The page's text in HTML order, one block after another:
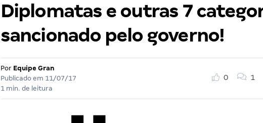
Diplomatas e outras 7
sancionado pelo governo!
Por Equipe Gran
Publicado em 11/07/17
1 min. de leitura
0 1